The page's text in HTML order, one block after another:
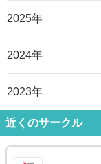
2025年
2024年
2023年
近くのサークル